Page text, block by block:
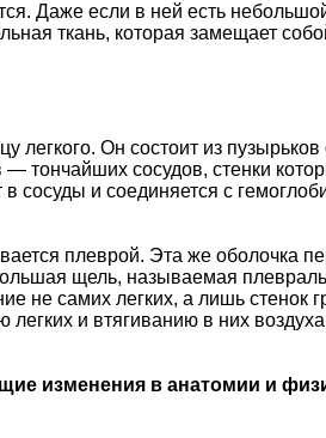
Даже если в ней есть
ткань, которая замещает
легкого. Он состоит из
тончайших сосудов, стенки
сосуды и соединяется с
плеврой. Эта же оболочка
щель, называемая
самих легких, а лишь стенок
и втягиванию в них
изменения в анатомии и